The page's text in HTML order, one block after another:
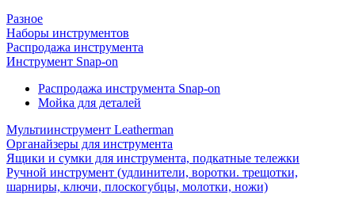
Разное
Наборы инструментов
Распродажа инструмента
Инструмент Snap-on
Распродажа инструмента Snap-on
Мойка для деталей
Мультиинструмент Leatherman
Органайзеры для инструмента
Ящики и сумки для инструмента, подкатные тележки
Ручной инструмент (удлинители, воротки. трещотки,
шарниры, ключи, плоскогубцы, молотки, ножи)